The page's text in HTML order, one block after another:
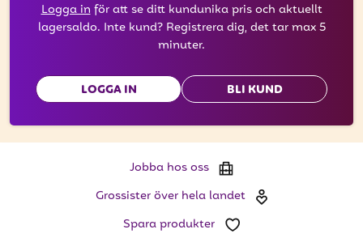
Logga inför att se ditt kundunika pris och aktuellt
lagersaldo. Inte kund? Registrera dig, det tar max 5
minuter.
LOGGA IN BLI KUND
Jobba hos oss
Grossister över hela landet
Spara produkter